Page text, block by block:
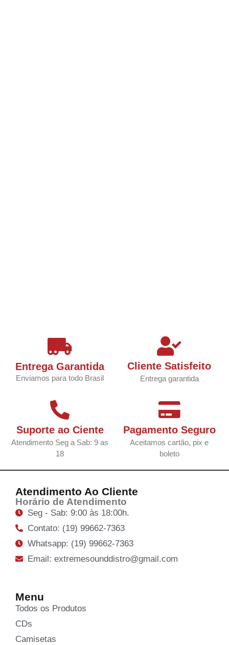
Entrega Garantida
Enviamos para todo Brasil
Cliente Satisfeito
Entrega garantida
Suporte ao Ciente
Atendimento Seg a Sab: 9 as
18
Pagamento Seguro
Aceitamos cartão, pix e
boleto
Atendimento Ao Cliente
Horário de Atendimento
Seg - Sab: 9:00 às 18:00h.
Contato: (19) 99662-7363
Whatsapp: (19) 99662-7363
Email: extremesounddistro@gmail.com
Menu
Todos os Produtos
CDs
Camisetas